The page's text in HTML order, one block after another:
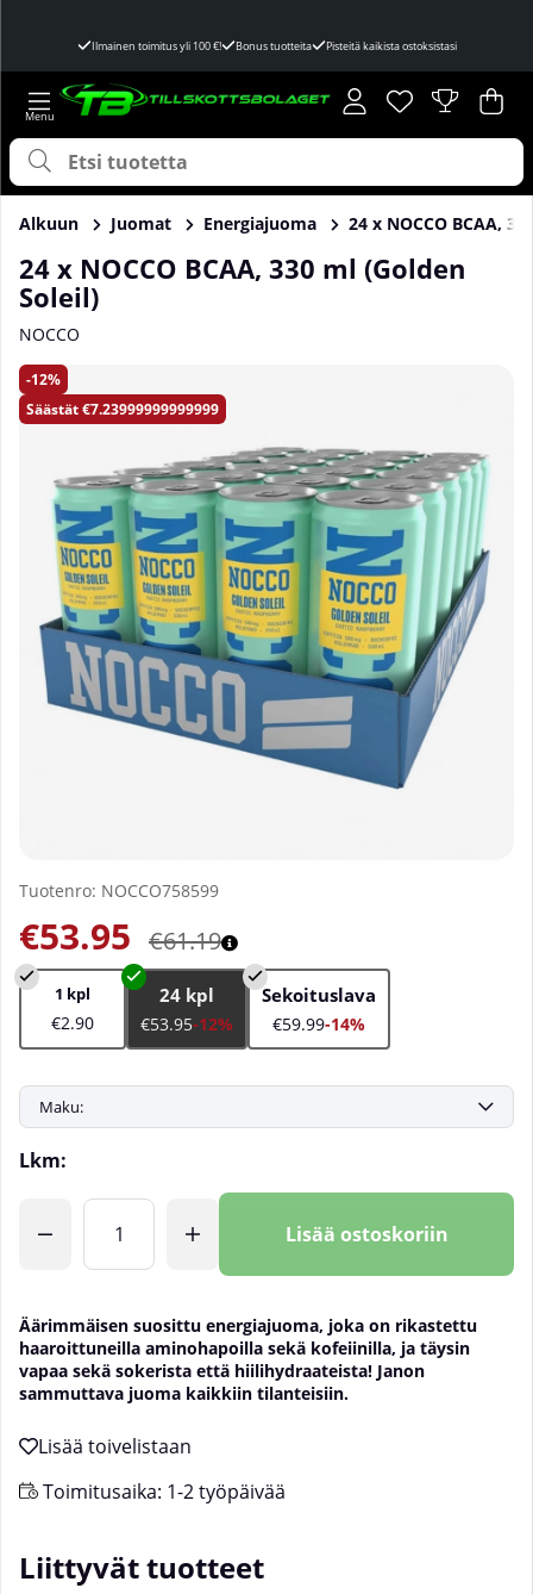
Ilmainen toimitus yli 100 €! Bonus tuotteita Pisteitä kaikista ostoksistasi
Toivelista
Lukumäärä
. .
Alkuun Juomat Energiajuoma 24 x NOCCO BCAA,
24 x NOCCO BCAA, 330 ml (Golden
Soleil)
NOCCO
12
Säästät€7.23999999999999
Tuotekuvat 24 x NOCCO BCAA, 330 ml (Golden Soleil)
Tuotenro: NOCCO758599
€61.19
€53.95
1 kpl
€2.90
24 kpl
€53.95-12%
Sekoituslava
€59.99-14%
Lkm:
Lisää ostoskoriin
Äärimmäisen suosittu energiajuoma, joka on rikastettu
haaroittuneilla aminohapoilla sekä kofeiinilla, ja täysin
vapaa sekä sokerista että hiilihydraateista! Janon
sammuttava juoma kaikkiin tilanteisiin.
Toimitusaika: 1-2 työpäivää
Liittyvät tuotteet